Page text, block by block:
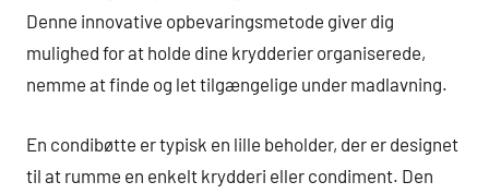
Denne innovative opbevaringsmetode giver dig
mulighed for at holde dine krydderier organiserede,
nemme at finde og let tilgængelige under madlavning.
En condibøtte er typisk en lille beholder, der er designet
til at rumme en enkelt krydderi eller condiment. Den